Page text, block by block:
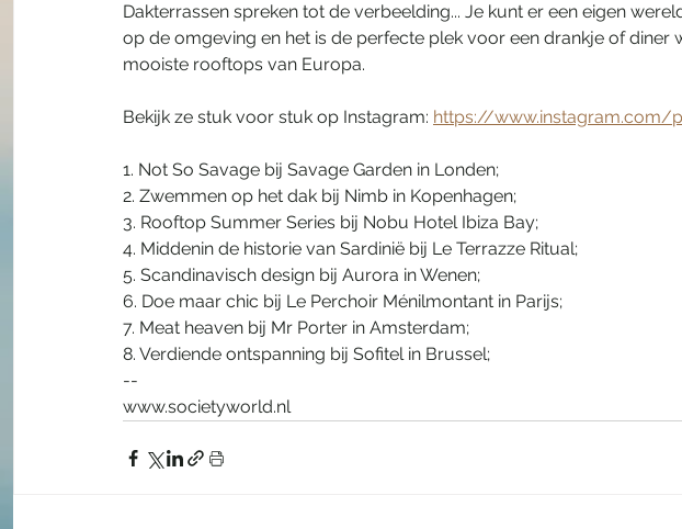
Dakterrassen spreken tot de verbeelding... Je kunt er een eigen
op de omgeving en het is de perfecte plek voor een drankje of diner
mooiste rooftops van Europa.
Bekijk ze stuk voor stuk op Instagram: https://www.instagram.com/
1. Not So Savage bij Savage Garden in Londen;
2. Zwemmen op het dak bij Nimb in Kopenhagen;
3. Rooftop Summer Series bij Nobu Hotel Ibiza Bay;
4. Middenin de historie van Sardinië bij Le Terrazze Ritual;
5. Scandinavisch design bij Aurora in Wenen;
6. Doe maar chic bij Le Perchoir Ménilmontant in Parijs;
7. Meat heaven bij Mr Porter in Amsterdam;
8. Verdiende ontspanning bij Sofitel in Brussel;
--
www.societyworld.nl